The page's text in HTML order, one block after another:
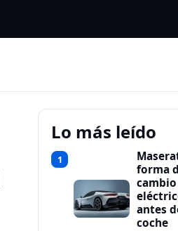
Lo más leído
1
forma
antes
coche